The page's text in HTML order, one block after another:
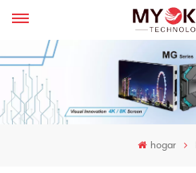
hogar